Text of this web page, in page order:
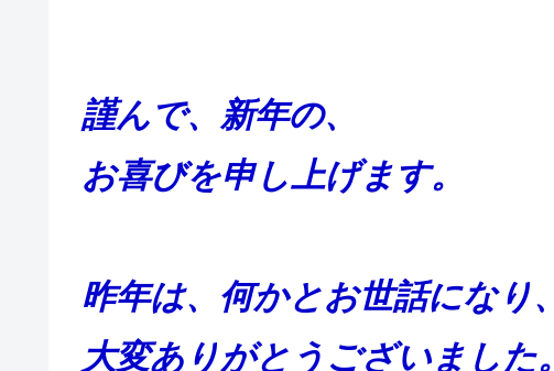
謹んで、新年の、
お喜びを申し上げます。
昨年は、何かとお世話になり、
大変ありがとうございました。